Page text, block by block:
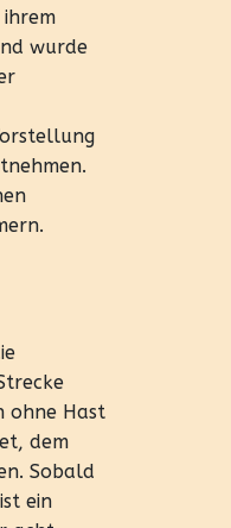
wurde
ohne Hast
dem
Sobald
ein